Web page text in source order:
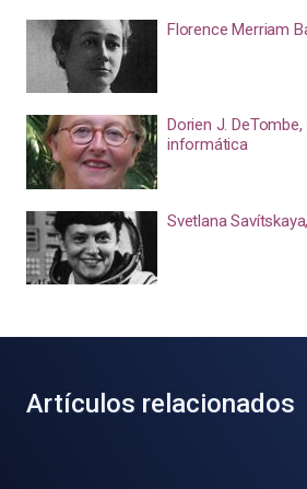
Florence Merriam
Dorien J.
informática
Svetlana
Artículos relacionados